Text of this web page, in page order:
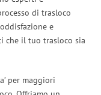
di trasloco
e
che il tuo trasloco sia
per maggiori